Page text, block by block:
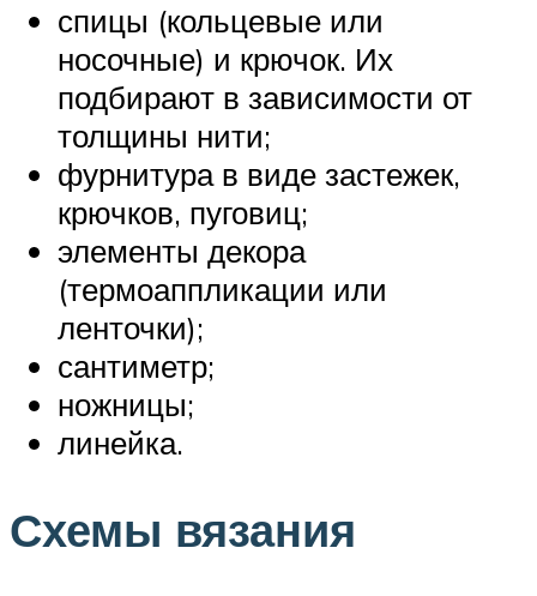
спицы (кольцевые или
носочные) и крючок. Их
подбирают в зависимости от
толщины нити;
фурнитура в виде застежек,
крючков, пуговиц;
элементы декора
(термоаппликации или
ленточки);
сантиметр;
ножницы;
линейка.
Схемы вязания